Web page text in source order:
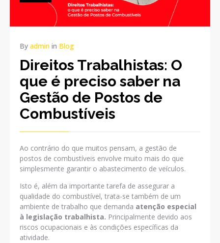
By admin in Blog
Direitos Trabalhistas: O
que é preciso saber na
Gestão de Postos de
Combustíveis
Ao contrário do que muitos pensam, a gestão de
postos de combustíveis envolve muito mais do que
simplesmente garantir o abastecimento de veículos.
Isto é, além da importante tarefa de assegurar a
qualidade do combustível, trata-se também de um
ambiente de trabalho que demanda atenção especial
à legislação trabalhista. Principalmente devido aos
riscos ocupacionais e às condições específicas da
atividade.